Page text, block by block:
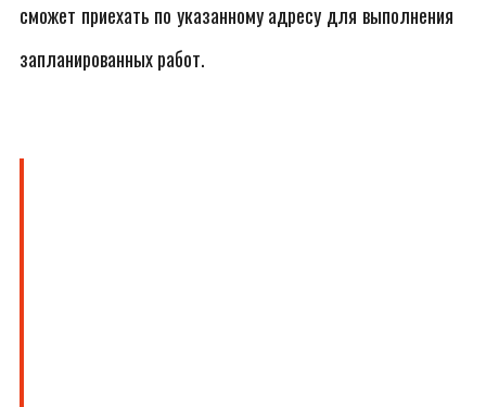
сможет приехать по указанному адресу для выполнения
запланированных работ.